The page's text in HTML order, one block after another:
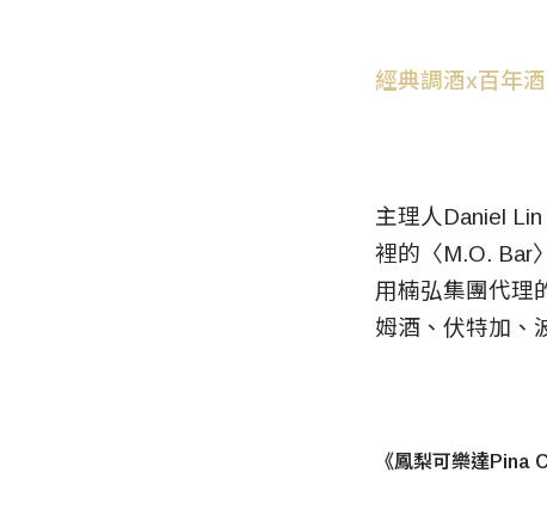
經典調酒x百年
主理人Daniel
裡的〈M.O. Bar
用楠弘集團代理
姆酒、伏特加、
《鳳梨可樂達Pina